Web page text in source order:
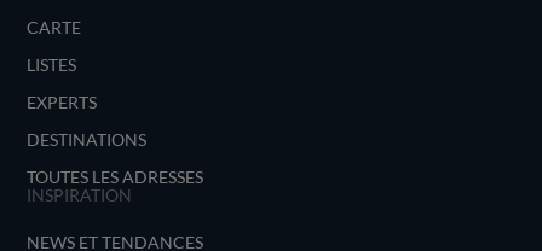
CARTE
LISTES
EXPERTS
DESTINATIONS
TOUTES LES ADRESSES
INSPIRATION
NEWS ET TENDANCES